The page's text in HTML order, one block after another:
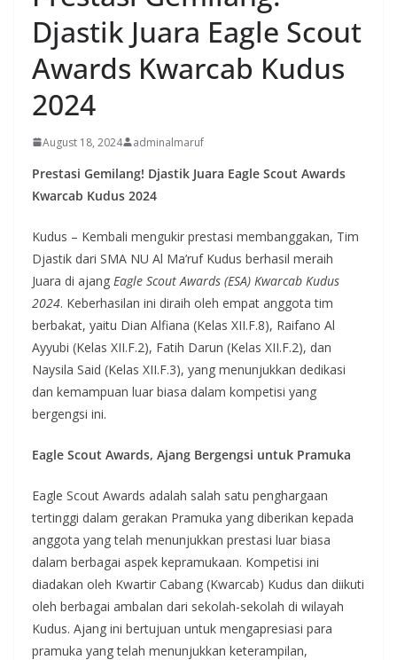
Djastik Juara Eagle Scout
Awards Kwarcab Kudus
2024
August 18, 2024 adminalmaruf
Prestasi Gemilang! Djastik Juara Eagle Scout Awards
Kwarcab Kudus 2024
Kudus – Kembali mengukir prestasi membanggakan, Tim
Djastik dari SMA NU Al Ma’ruf Kudus berhasil meraih
Juara di ajang Eagle Scout Awards (ESA) Kwarcab Kudus
2024. Keberhasilan ini diraih oleh empat anggota tim
berbakat, yaitu Dian Alfiana (Kelas XII.F.8), Raifano Al
Ayyubi (Kelas XII.F.2), Fatih Darun (Kelas XII.F.2), dan
Naysila Said (Kelas XII.F.3), yang menunjukkan dedikasi
dan kemampuan luar biasa dalam kompetisi yang
bergengsi ini.
Eagle Scout Awards, Ajang Bergengsi untuk Pramuka
Eagle Scout Awards adalah salah satu penghargaan
tertinggi dalam gerakan Pramuka yang diberikan kepada
anggota yang telah menunjukkan prestasi luar biasa
dalam berbagai aspek kepramukaan. Kompetisi ini
diadakan oleh Kwartir Cabang (Kwarcab) Kudus dan diikuti
oleh berbagai ambalan dari sekolah-sekolah di wilayah
Kudus. Ajang ini bertujuan untuk mengapresiasi para
pramuka yang telah menunjukkan keterampilan,